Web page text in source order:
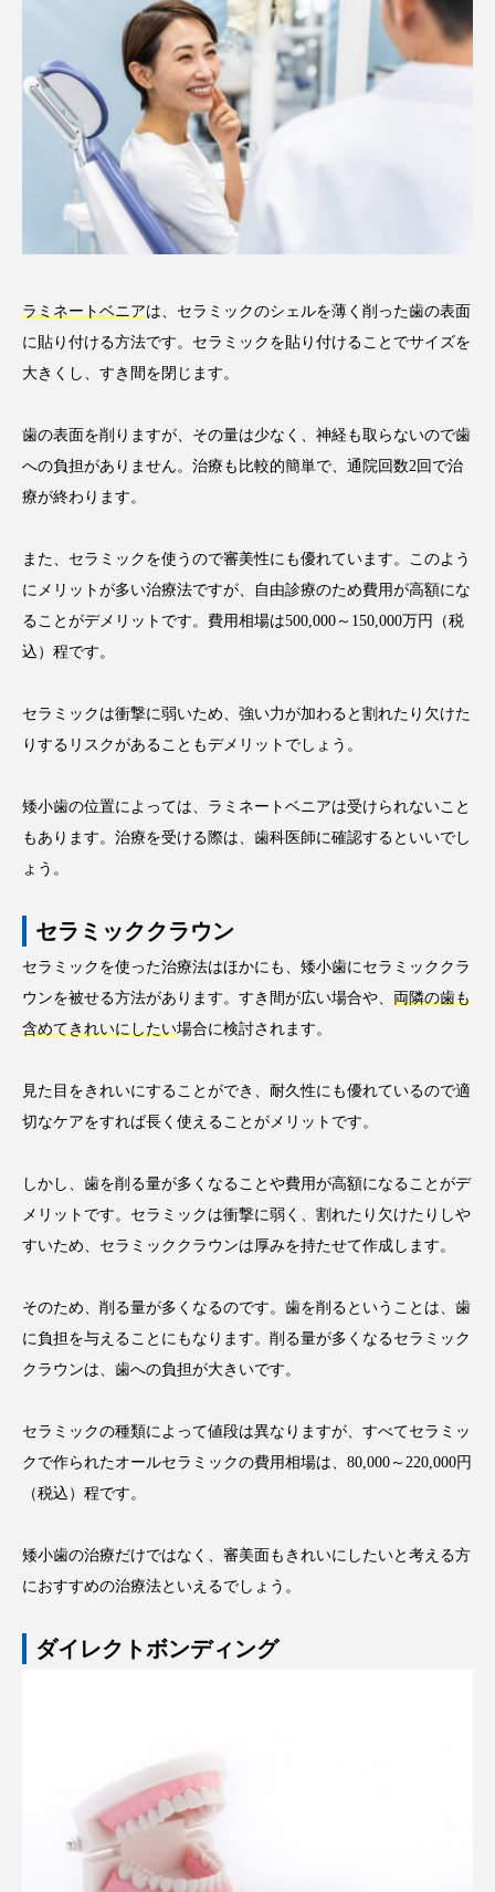
ラミネートベニアは、セラミックのシェルを薄く削った歯の表面
に貼り付ける方法です。セラミックを貼り付けることでサイズを
大きくし、すき間を閉じます。
歯の表面を削りますが、その量は少なく、神経も取らないので歯
への負担がありません。治療も比較的簡単で、通院回数2回で治
療が終わります。
また、セラミックを使うので審美性にも優れています。このよう
にメリットが多い治療法ですが、自由診療のため費用が高額にな
ることがデメリットです。費用相場は500,000～150,000万円（税
込）程です。
セラミックは衝撃に弱いため、強い力が加わると割れたり欠けた
りするリスクがあることもデメリットでしょう。
矮小歯の位置によっては、ラミネートベニアは受けられないこと
もあります。治療を受ける際は、歯科医師に確認するといいでし
ょう。
セラミッククラウン
セラミックを使った治療法はほかにも、矮小歯にセラミッククラ
ウンを被せる方法があります。すき間が広い場合や、 両隣の歯も
含めてきれいにしたい場合に検討されます。
見た目をきれいにすることができ、耐久性にも優れているので適
切なケアをすれば長く使えることがメリットです。
しかし、歯を削る量が多くなることや費用が高額になることがデ
メリットです。セラミックは衝撃に弱く、割れたり欠けたりしや
すいため、セラミッククラウンは厚みを持たせて作成します。
そのため、削る量が多くなるのです。歯を削るということは、歯
に負担を与えることにもなります。削る量が多くなるセラミック
クラウンは、歯への負担が大きいです。
セラミックの種類によって値段は異なりますが、すべてセラミッ
クで作られたオールセラミックの費用相場は、80,000～220,000円
（税込）程です。
矮小歯の治療だけではなく、審美面もきれいにしたいと考える方
におすすめの治療法といえるでしょう。
ダイレクトボンディング